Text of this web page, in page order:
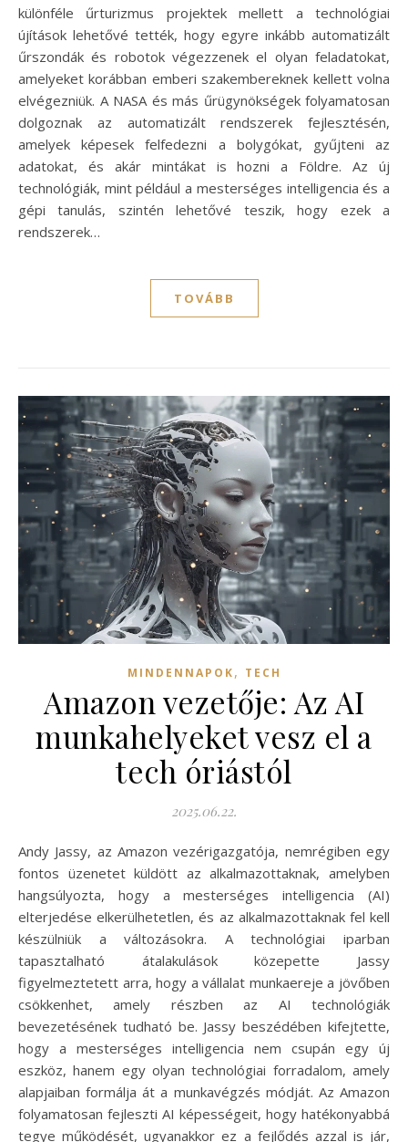
különféle űrturizmus projektek mellett a technológiai
újítások lehetővé tették, hogy egyre inkább automatizált
űrszondák és robotok végezzenek el olyan feladatokat,
amelyeket korábban emberi szakembereknek kellett volna
elvégezniük. A NASA és más űrügynökségek folyamatosan
dolgoznak az automatizált rendszerek fejlesztésén,
amelyek képesek felfedezni a bolygókat, gyűjteni az
adatokat, és akár mintákat is hozni a Földre. Az új
technológiák, mint például a mesterséges intelligencia és a
gépi tanulás, szintén lehetővé teszik, hogy ezek a
rendszerek…
TOVÁBB
MINDENNAPOK, TECH
Amazon vezetője: Az AI
munkahelyeket vesz el a
tech óriástól
2025.06.22.
Andy Jassy, az Amazon vezérigazgatója, nemrégiben egy
fontos üzenetet küldött az alkalmazottaknak, amelyben
hangsúlyozta, hogy a mesterséges intelligencia (AI)
elterjedése elkerülhetetlen, és az alkalmazottaknak fel kell
készülniük a változásokra. A technológiai iparban
tapasztalható átalakulások közepette Jassy
figyelmeztetett arra, hogy a vállalat munkaereje a jövőben
csökkenhet, amely részben az AI technológiák
bevezetésének tudható be. Jassy beszédében kifejtette,
hogy a mesterséges intelligencia nem csupán egy új
eszköz, hanem egy olyan technológiai forradalom, amely
alapjaiban formálja át a munkavégzés módját. Az Amazon
folyamatosan fejleszti AI képességeit, hogy hatékonyabbá
tegye működését, ugyanakkor ez a fejlődés azzal is jár,